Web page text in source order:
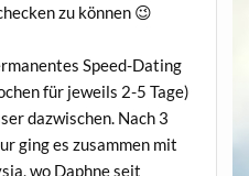
zu können 😉
Speed-Dating
für jeweils 2-5 Tage)
dazwischen. Nach 3
ging es zusammen mit
wo Daphne seit